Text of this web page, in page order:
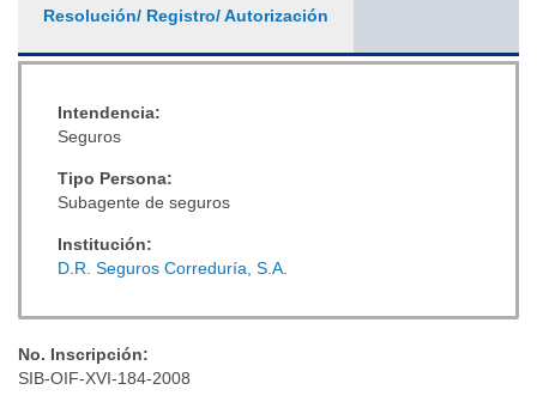
Resolución/ Registro/ Autorización
Intendencia:
Seguros
Tipo Persona:
Subagente de seguros
Institución:
D.R. Seguros Correduría, S.A.
No. Inscripción:
SIB-OIF-XVI-184-2008